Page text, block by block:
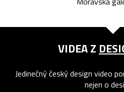
VIDEA Z
Jedinečný český design video
nejen o